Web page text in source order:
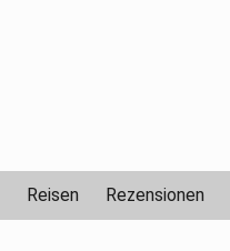
Reisen Rezensionen